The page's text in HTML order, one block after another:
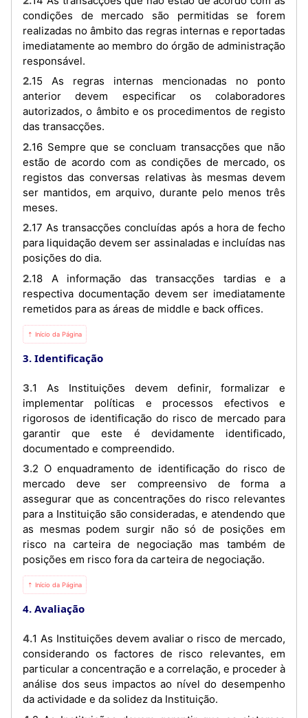
condições de mercado são permitidas se forem
realizadas no âmbito das regras internas e reportadas
imediatamente ao membro do órgão de administração
responsável.
2.15 As regras internas mencionadas no ponto
anterior devem especificar os colaboradores
autorizados, o âmbito e os procedimentos de registo
das transacções.
2.16 Sempre que se concluam transacções que não
estão de acordo com as condições de mercado, os
registos das conversas relativas às mesmas devem
ser mantidos, em arquivo, durante pelo menos três
meses.
2.17 As transacções concluídas após a hora de fecho
para liquidação devem ser assinaladas e incluídas nas
posições do dia.
2.18 A informação das transacções tardias e a
respectiva documentação devem ser imediatamente
remetidos para as áreas de middle e back offices.
⇡ Início da Página
3. Identificação
3.1 As Instituições devem definir, formalizar e
implementar políticas e processos efectivos e
rigorosos de identificação do risco de mercado para
garantir que este é devidamente identificado,
documentado e compreendido.
3.2 O enquadramento de identificação do risco de
mercado deve ser compreensivo de forma a
assegurar que as concentrações do risco relevantes
para a Instituição são consideradas, e atendendo que
as mesmas podem surgir não só de posições em
risco na carteira de negociação mas também de
posições em risco fora da carteira de negociação.
⇡ Início da Página
4. Avaliação
4.1 As Instituições devem avaliar o risco de mercado,
considerando os factores de risco relevantes, em
particular a concentração e a correlação, e proceder à
análise dos seus impactos ao nível do desempenho
da actividade e da solidez da Instituição.